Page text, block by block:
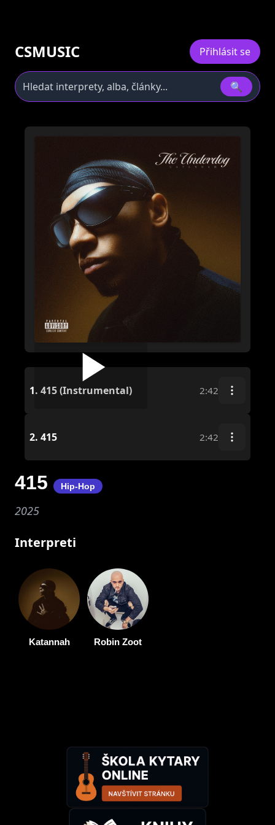
CSMUSIC Přihlásit se
🔍
1. 415 (Instrumental) 2:42
2. 415 2:42
415 Hip-Hop
2025
Interpreti
Katannah Robin Zoot